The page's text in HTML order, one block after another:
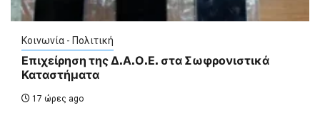
Κοινωνία - Πολιτική
Επιχείρηση της Δ.Α.Ο.Ε. στα Σωφρονιστικά
Καταστήματα
17 ώρες ago